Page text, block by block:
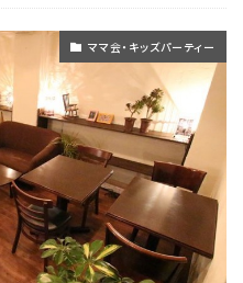
ママ会・キッズパーティー